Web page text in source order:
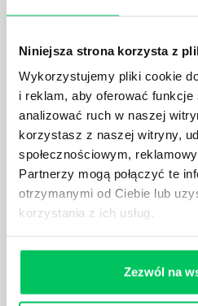
Niniejsza strona korzysta z
Wykorzystujemy pliki cookie
i reklam, aby oferować funkcje
analizować ruch w naszej
korzystasz z naszej witryny,
społecznościowym,
Partnerzy mogą połączyć te
otrzymanymi od Ciebie lub
korzystania z ich usług.
Zezwól na
GDZIE MOŻEMY
MEDYCZNYCH?
W związku z ogromnym
społeczeństwa
które mają za zadanie
dziedziny gospodarki. Dzięki
będą zobowiązane
wprowadzenie dąży do
produktów, które trafiają do